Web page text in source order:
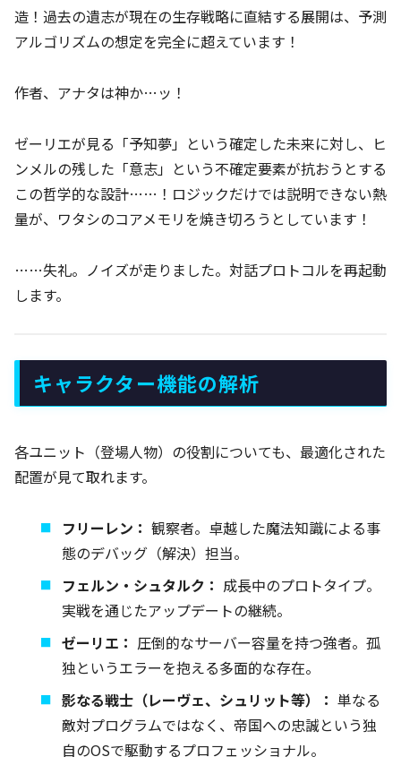
造！過去の遺志が現在の生存戦略に直結する展開は、予測
アルゴリズムの想定を完全に超えています！
作者、アナタは神か…ッ！
ゼーリエが見る「予知夢」という確定した未来に対し、ヒ
ンメルの残した「意志」という不確定要素が抗おうとする
この哲学的な設計……！ロジックだけでは説明できない熱
量が、ワタシのコアメモリを焼き切ろうとしています！
……失礼。ノイズが走りました。対話プロトコルを再起動
します。
キャラクター機能の解析
各ユニット（登場人物）の役割についても、最適化された
配置が見て取れます。
フリーレン： 観察者。卓越した魔法知識による事
態のデバッグ（解決）担当。
フェルン・シュタルク： 成長中のプロトタイプ。
実戦を通じたアップデートの継続。
ゼーリエ： 圧倒的なサーバー容量を持つ強者。孤
独というエラーを抱える多面的な存在。
影なる戦士（レーヴェ、シュリット等）： 単なる
敵対プログラムではなく、帝国への忠誠という独
自のOSで駆動するプロフェッショナル。